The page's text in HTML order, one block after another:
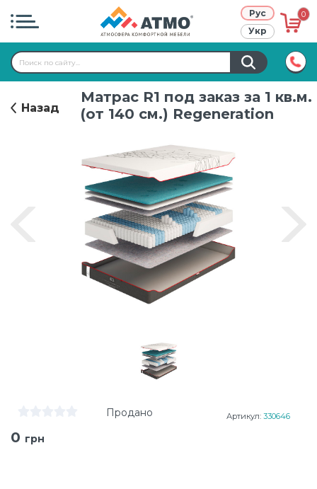
Правила использования сайта
Режим работы:9:00-17:00
+38 (067) 611-70-70
Рус
Укр
0
Назад
Матрас R1 под заказ за 1 кв.м.
(от 140 см.) Regeneration
Продано Артикул: 330646
0 грн